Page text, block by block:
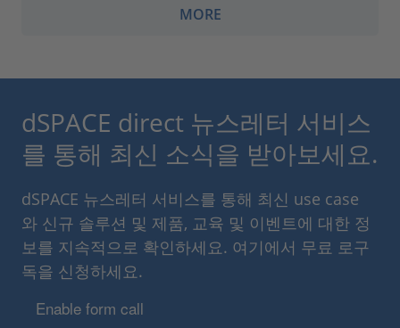
MORE
dSPACE direct 뉴스레터 서비스
를 통해 최신 소식을 받아보세요.
dSPACE 뉴스레터 서비스를 통해 최신 use case
와 신규 솔루션 및 제품, 교육 및 이벤트에 대한 정
보를 지속적으로 확인하세요. 여기에서 무료 로구
독을 신청하세요.
Enable form call